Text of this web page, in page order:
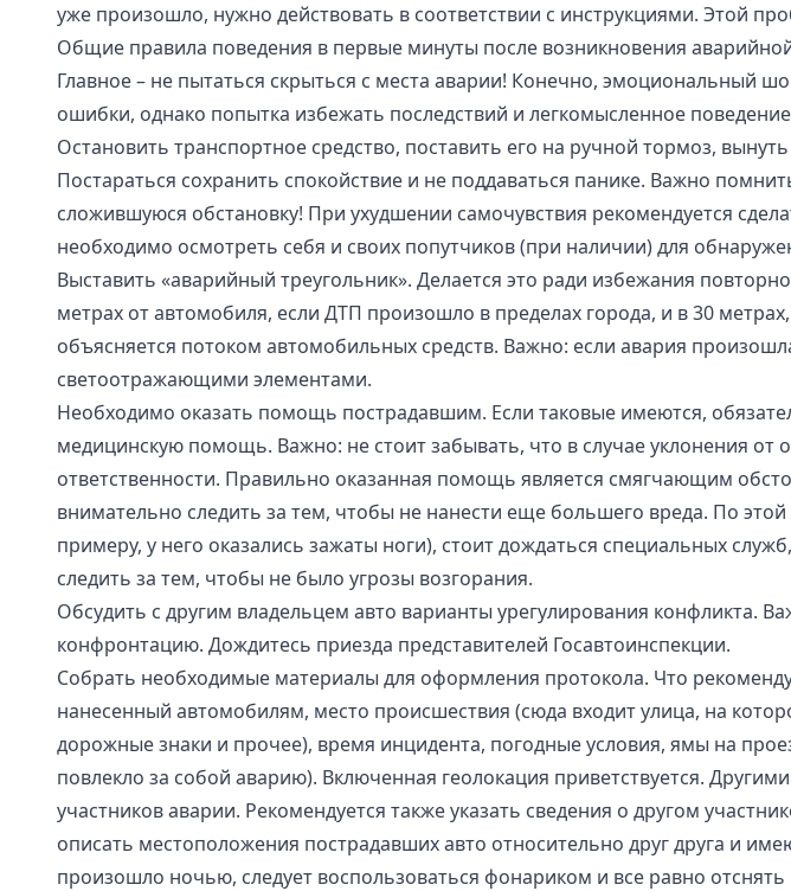
уже произошло, нужно действовать в соответствии с инструкциями. Этой
Общие правила поведения в первые минуты после возникновения
Главное – не пытаться скрыться с места аварии! Конечно, эмоциональный
ошибки, однако попытка избежать последствий и легкомысленное
Остановить транспортное средство, поставить его на ручной тормоз,
Постараться сохранить спокойствие и не поддаваться панике. Важно
сложившуюся обстановку! При ухудшении самочувствия рекомендуется
необходимо осмотреть себя и своих попутчиков (при наличии) для
Выставить «аварийный треугольник». Делается это ради избежания
метрах от автомобиля, если ДТП произошло в пределах города, и в 30
объясняется потоком автомобильных средств. Важно: если авария
светоотражающими элементами.
Необходимо оказать помощь пострадавшим. Если таковые имеются,
медицинскую помощь. Важно: не стоит забывать, что в случае уклонения
ответственности. Правильно оказанная помощь является смягчающим
внимательно следить за тем, чтобы не нанести еще большего вреда. По
примеру, у него оказались зажаты ноги), стоит дождаться специальных
следить за тем, чтобы не было угрозы возгорания.
Обсудить с другим владельцем авто варианты урегулирования конфликта.
конфронтацию. Дождитесь приезда представителей Госавтоинспекции.
Собрать необходимые материалы для оформления протокола. Что
нанесенный автомобилям, место происшествия (сюда входит улица, на
дорожные знаки и прочее), время инцидента, погодные условия, ямы на
повлекло за собой аварию). Включенная геолокация приветствуется.
участников аварии. Рекомендуется также указать сведения о другом
описать местоположения пострадавших авто относительно друг друга и
произошло ночью, следует воспользоваться фонариком и все равно